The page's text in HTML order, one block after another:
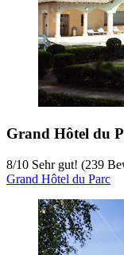
Grand Hôtel du
8/10 Sehr gut! (239
Grand Hôtel du Parc